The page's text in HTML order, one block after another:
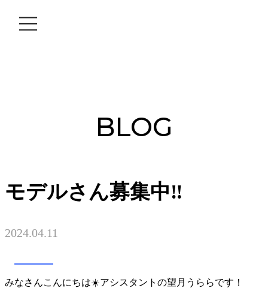
BLOG
モデルさん募集中‼️
2024.04.11
みなさんこんにちは☀️アシスタントの望月うららです！